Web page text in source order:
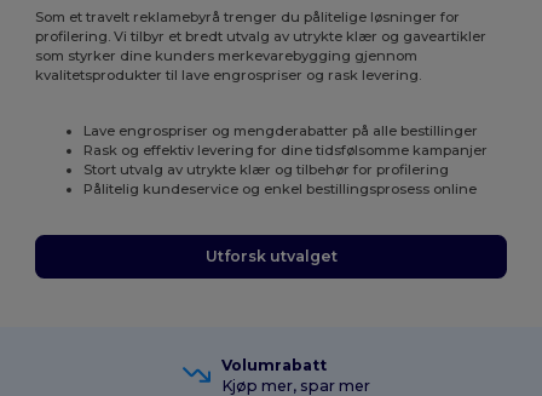
Som et travelt reklamebyrå trenger du pålitelige løsninger for
profilering. Vi tilbyr et bredt utvalg av utrykte klær og gaveartikler
som styrker dine kunders merkevarebygging gjennom
kvalitetsprodukter til lave engrospriser og rask levering.
Lave engrospriser og mengderabatter på alle bestillinger
Rask og effektiv levering for dine tidsfølsomme kampanjer
Stort utvalg av utrykte klær og tilbehør for profilering
Pålitelig kundeservice og enkel bestillingsprosess online
Utforsk utvalget
Volumrabatt
Kjøp mer, spar mer